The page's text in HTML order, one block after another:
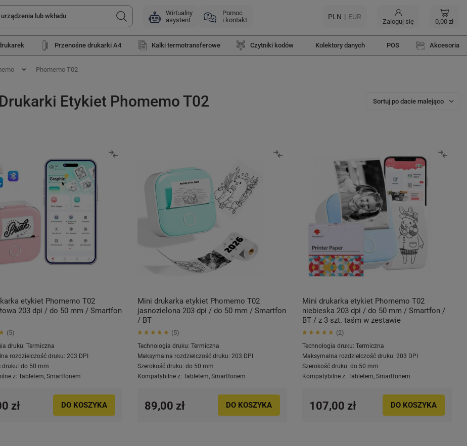
Wirtualny
asystent
Pomoc
i kontakt
PLN EUR
Zaloguj się 0,00 zł
Przenośne drukarki A4 Kalki termotransferowe Czytniki kodów Kolektory danych POS Akcesoria
Phomemo T02
Etykiet Phomemo T02 Sortuj po dacie malejąco
etykiet Phomemo T02
203 dpi / do 50 mm / Smartfon
5
druku: Termiczna
rozdzielczość druku: 203 DPI
druku: do 50 mm
z: Tabletem, Smartfonem
zł DO KOSZYKA
Mini drukarka etykiet Phomemo T02
jasnozielona 203 dpi / do 50 mm / Smartfon
/ BT
5
Technologia druku: Termiczna
Maksymalna rozdzielczość druku: 203 DPI
Szerokość druku: do 50 mm
Kompatybilne z: Tabletem, Smartfonem
89,00 zł DO KOSZYKA
Mini drukarka etykiet Phomemo T02
niebieska 203 dpi / do 50 mm / Smartfon /
BT / z 3 szt. taśm w zestawie
2
Technologia druku: Termiczna
Maksymalna rozdzielczość druku: 203 DPI
Szerokość druku: do 50 mm
Kompatybilne z: Tabletem, Smartfonem
107,00 zł DO KOSZYKA